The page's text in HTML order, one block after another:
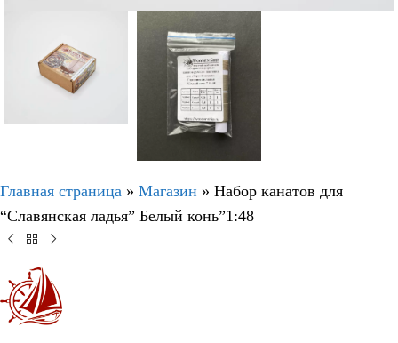
Главная страница » Магазин » Набор канатов для
“Славянская ладья” Белый конь”1:48